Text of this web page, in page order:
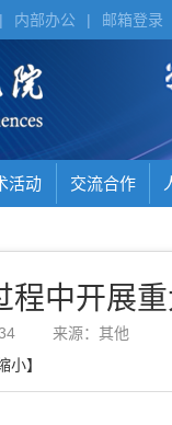
邮箱登录
|
内部办公
|
活动 交流合作
中开展
来源：其他
小】